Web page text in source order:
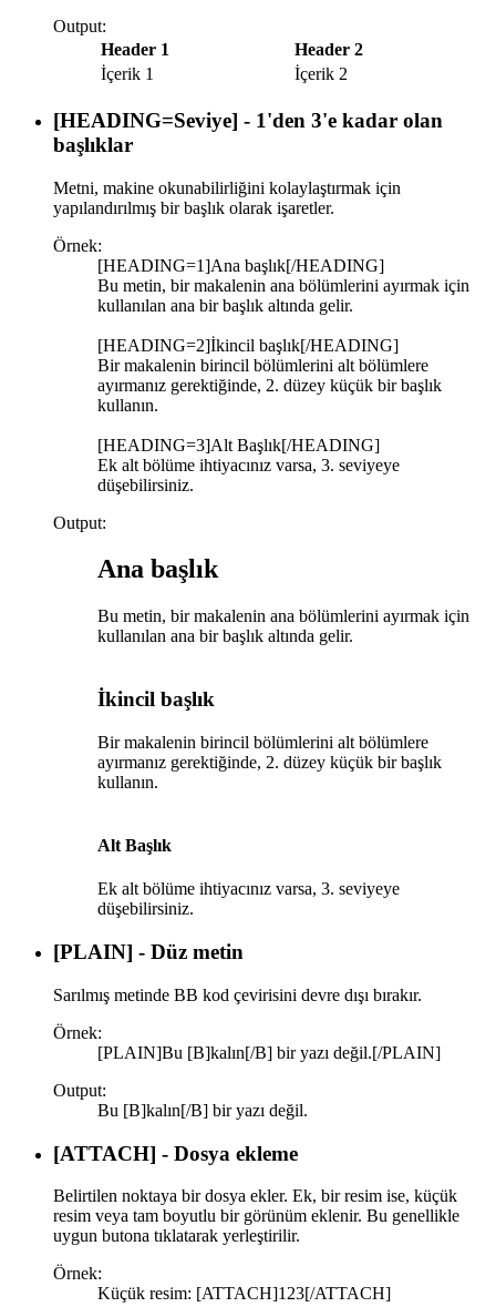
Output:
Header 1
Header 2
İçerik 1
İçerik 2
[HEADING=Seviye] - 1'den 3'e kadar olan
başlıklar
Metni, makine okunabilirliğini kolaylaştırmak için
yapılandırılmış bir başlık olarak işaretler.
Örnek:
[HEADING=1]Ana başlık[/HEADING]
Bu metin, bir makalenin ana bölümlerini ayırmak için
kullanılan ana bir başlık altında gelir.
[HEADING=2]İkincil başlık[/HEADING]
Bir makalenin birincil bölümlerini alt bölümlere
ayırmanız gerektiğinde, 2. düzey küçük bir başlık
kullanın.
[HEADING=3]Alt Başlık[/HEADING]
Ek alt bölüme ihtiyacınız varsa, 3. seviyeye
düşebilirsiniz.
Output:
Ana başlık​
Bu metin, bir makalenin ana bölümlerini ayırmak için
kullanılan ana bir başlık altında gelir.
İkincil başlık​
Bir makalenin birincil bölümlerini alt bölümlere
ayırmanız gerektiğinde, 2. düzey küçük bir başlık
kullanın.
Alt Başlık​
Ek alt bölüme ihtiyacınız varsa, 3. seviyeye
düşebilirsiniz.
[PLAIN] - Düz metin
Sarılmış metinde BB kod çevirisini devre dışı bırakır.
Örnek:
[PLAIN]Bu [B]kalın[/B] bir yazı değil.[/PLAIN]
Output:
Bu [B]kalın[/B] bir yazı değil.
[ATTACH] - Dosya ekleme
Belirtilen noktaya bir dosya ekler. Ek, bir resim ise, küçük
resim veya tam boyutlu bir görünüm eklenir. Bu genellikle
uygun butona tıklatarak yerleştirilir.
Örnek:
Küçük resim: [ATTACH]123[/ATTACH]